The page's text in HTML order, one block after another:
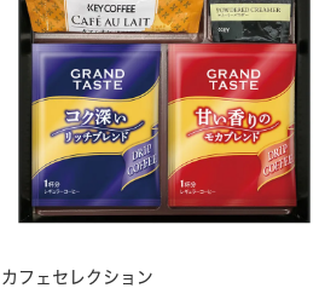
カフェセレクション